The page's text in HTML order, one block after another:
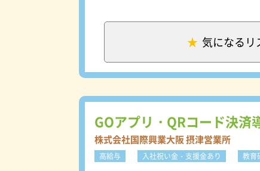
配車依頼が入ります！
＝給与を確保する事が
が上がっています。 ＜QRコード決済導入＞ 全車両QRコード・電子決済に対応していま
す。支払がスムーズで
車効率UP、売り上げUPにも繋がっています
乗降の度にドライバー
ライブレコーダー、防
イバーの安全環境を整える為に最
ごせる＞ タクシードラ
ます！明けの日と公休
気になるリ
GOアプリ・QRコード決
株式会社国際興業大阪 摂津営業所
高給与 入社祝い金・支援金あり 教育